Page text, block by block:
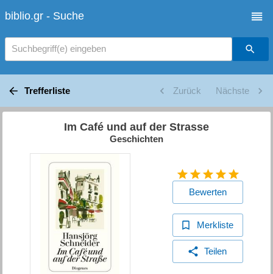
biblio.gr - Suche
Suchbegriff(e) eingeben
Trefferliste Zurück Nächste
Im Café und auf der Strasse
Geschichten
Bewerten
Merkliste
Teilen